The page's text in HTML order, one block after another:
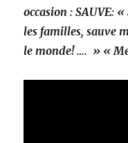
occasion : SAUVE:
les familles, sauve
le monde! …. » «